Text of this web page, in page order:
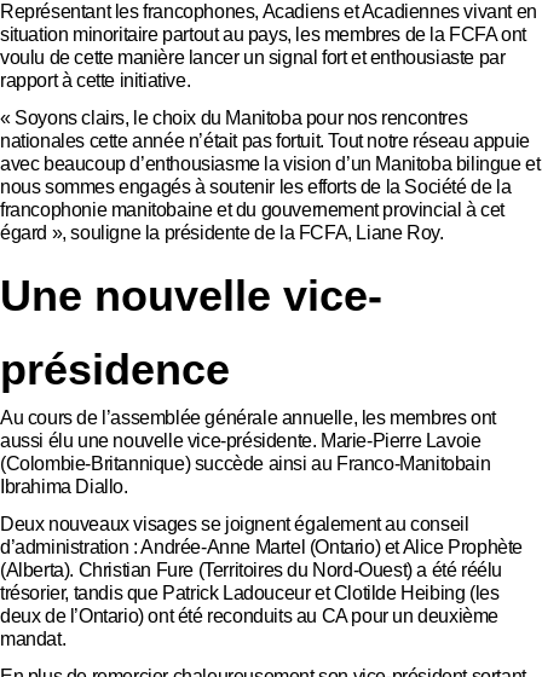
Représentant les francophones, Acadiens et Acadiennes vivant en
situation minoritaire partout au pays, les membres de la FCFA ont
voulu de cette manière lancer un signal fort et enthousiaste par
rapport à cette initiative.
« Soyons clairs, le choix du Manitoba pour nos rencontres
nationales cette année n’était pas fortuit. Tout notre réseau appuie
avec beaucoup d’enthousiasme la vision d’un Manitoba bilingue et
nous sommes engagés à soutenir les efforts de la Société de la
francophonie manitobaine et du gouvernement provincial à cet
égard », souligne la présidente de la FCFA, Liane Roy.
Une nouvelle vice-
présidence
Au cours de l’assemblée générale annuelle, les membres ont
aussi élu une nouvelle vice-présidente. Marie-Pierre Lavoie
(Colombie-Britannique) succède ainsi au Franco-Manitobain
Ibrahima Diallo.
Deux nouveaux visages se joignent également au conseil
d’administration : Andrée-Anne Martel (Ontario) et Alice Prophète
(Alberta). Christian Fure (Territoires du Nord-Ouest) a été réélu
trésorier, tandis que Patrick Ladouceur et Clotilde Heibing (les
deux de l’Ontario) ont été reconduits au CA pour un deuxième
mandat.